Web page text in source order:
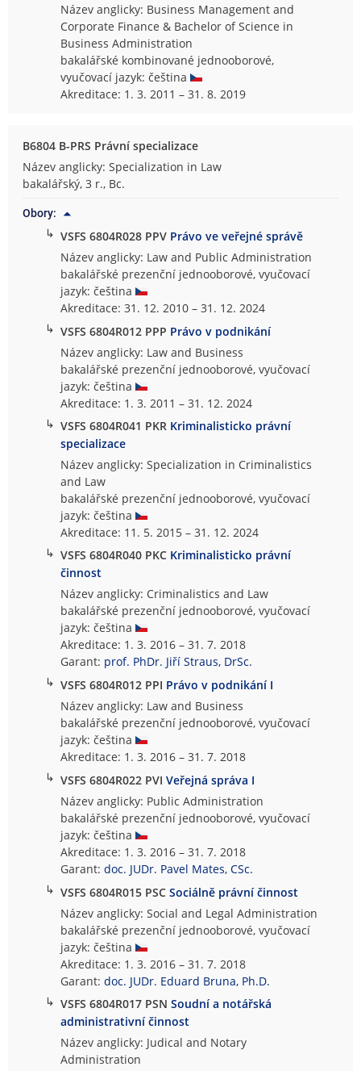
Název anglicky: Business Management and
Corporate Finance & Bachelor of Science in
Business Administration
bakalářské kombinované jednooborové,
vyučovací jazyk: čeština
Akreditace: 1. 3. 2011 – 31. 8. 2019
B6804 B-PRS Právní specializace
Název anglicky: Specialization in Law
bakalářský, 3 r., Bc.
Obory:
↳ VSFS 6804R028 PPV Právo ve veřejné správě
Název anglicky: Law and Public Administration
bakalářské prezenční jednooborové, vyučovací
jazyk: čeština
Akreditace: 31. 12. 2010 – 31. 12. 2024
↳ VSFS 6804R012 PPP Právo v podnikání
Název anglicky: Law and Business
bakalářské prezenční jednooborové, vyučovací
jazyk: čeština
Akreditace: 1. 3. 2011 – 31. 12. 2024
↳ VSFS 6804R041 PKR Kriminalisticko právní
specializace
Název anglicky: Specialization in Criminalistics
and Law
bakalářské prezenční jednooborové, vyučovací
jazyk: čeština
Akreditace: 11. 5. 2015 – 31. 12. 2024
↳ VSFS 6804R040 PKC Kriminalisticko právní
činnost
Název anglicky: Criminalistics and Law
bakalářské prezenční jednooborové, vyučovací
jazyk: čeština
Akreditace: 1. 3. 2016 – 31. 7. 2018
Garant: prof. PhDr. Jiří Straus, DrSc.
↳ VSFS 6804R012 PPI Právo v podnikání I
Název anglicky: Law and Business
bakalářské prezenční jednooborové, vyučovací
jazyk: čeština
Akreditace: 1. 3. 2016 – 31. 7. 2018
↳ VSFS 6804R022 PVIVeřejná správa I
Název anglicky: Public Administration
bakalářské prezenční jednooborové, vyučovací
jazyk: čeština
Akreditace: 1. 3. 2016 – 31. 7. 2018
Garant:doc. JUDr. Pavel Mates, CSc.
↳ VSFS 6804R015 PSCSociálně právní činnost
Název anglicky: Social and Legal Administration
bakalářské prezenční jednooborové, vyučovací
jazyk: čeština
Akreditace: 1. 3. 2016 – 31. 7. 2018
Garant:doc. JUDr. Eduard Bruna, Ph.D.
↳ VSFS 6804R017 PSNSoudní a notářská
administrativní činnost
Název anglicky: Judical and Notary
Administration